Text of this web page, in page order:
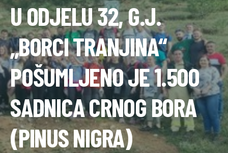
U ODJELU 32, G.J.
„BORCI TRANJINA“
POŠUMLJENO JE 1.500
SADNICA CRNOG BORA
(PINUS NIGRA)